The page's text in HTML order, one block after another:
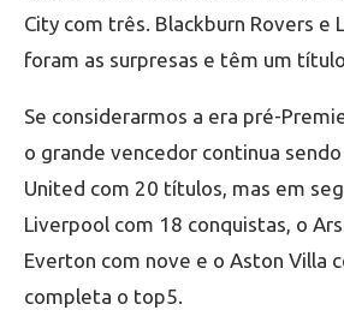
City com três. Blackburn Rovers e
foram as surpresas e têm um
Se considerarmos a era pré-
o grande vencedor continua
United com 20 títulos, mas em
Liverpool com 18 conquistas, o
Everton com nove e o Aston Villa
completa o top5.